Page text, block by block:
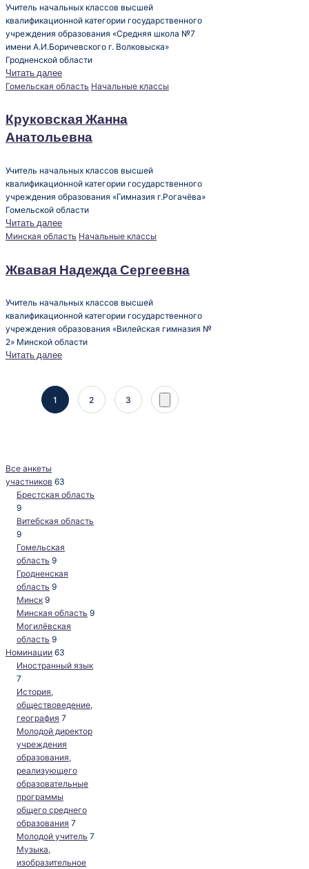
Учитель начальных классов высшей
квалификационной категории государственного
учреждения образования «Средняя школа №7
имени А.И.Боричевского г. Волковыска»
Гродненской области
Читать далее
Опубликовано
Гомельская область Начальные классы
Круковская Жанна
Анатольевна
Учитель начальных классов высшей
квалификационной категории государственного
учреждения образования «Гимназия г.Рогачёва»
Гомельской области
Читать далее
Опубликовано
Минская область Начальные классы
Жвавая Надежда Сергеевна
Учитель начальных классов высшей
квалификационной категории государственного
учреждения образования «Вилейская гимназия №
2» Минской области
Читать далее
Пагинация
1 2 3
След.
Все анкеты
участников 63
Брестская область
9
Витебская область
9
Гомельская
область 9
Гродненская
область 9
Минск 9
Минская область 9
Могилёвская
область 9
Номинации 63
Иностранный язык
7
История,
обществоведение,
география 7
Молодой директор
учреждения
образования,
реализующего
образовательные
программы
общего среднего
образования 7
Молодой учитель 7
Музыка,
изобразительное